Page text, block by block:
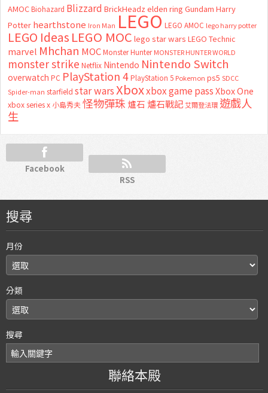
AMOC Biohazard Blizzard BrickHeadz elden ring Gundam Harry
Potter hearthstone Iron Man LEGO LEGO AMOC lego harry potter
LEGO Ideas LEGO MOC lego star wars LEGO Technic
marvel Mhchan MOC Monster Hunter MONSTER HUNTER WORLD
monster strike Netflix Nintendo Nintendo Switch
overwatch PC PlayStation 4 PlayStation 5 Pokemon ps5 SDCC
Spider-man starfield star warsXboxxbox game passXbox One
xbox series x 小島秀夫怪物彈珠 爐石 爐石戰記艾爾登法環 遊戲人
生
Facebook
RSS
搜尋
月份
分類
搜尋
聯絡本殿